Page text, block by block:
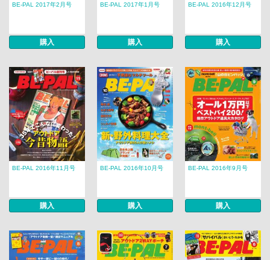
BE-PAL 2017年2月号
購入
BE-PAL 2017年1月号
購入
BE-PAL 2016年12月号
購入
BE-PAL 2016年11月号
購入
BE-PAL 2016年10月号
購入
BE-PAL 2016年9月号
購入